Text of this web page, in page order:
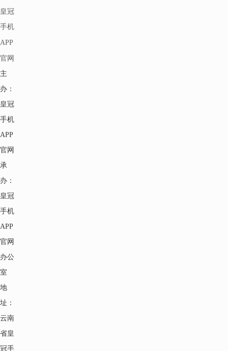
皇冠
手机
APP
官网
主
办：
皇冠
手机
APP
官网
承
办：
皇冠
手机
APP
官网
办公
室
地
址：
云南
省皇
冠手